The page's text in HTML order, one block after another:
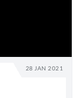
28 JAN 2021